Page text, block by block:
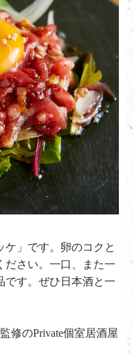
」です。卵のコクと
ださい。一口、また一
です。ぜひ日本酒と一
修のPrivate個室居酒屋